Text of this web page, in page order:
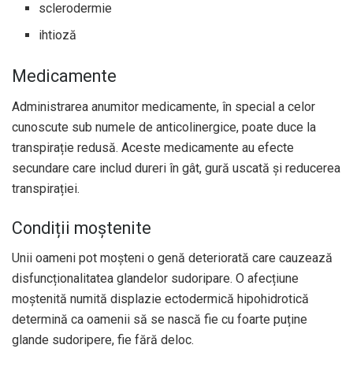
sclerodermie
ihtioză
Medicamente
Administrarea anumitor medicamente, în special a celor
cunoscute sub numele de anticolinergice, poate duce la
transpirație redusă. Aceste medicamente au efecte
secundare care includ dureri în gât, gură uscată și reducerea
transpirației.
Condiții moștenite
Unii oameni pot moșteni o genă deteriorată care cauzează
disfuncționalitatea glandelor sudoripare. O afecțiune
moștenită numită displazie ectodermică hipohidrotică
determină ca oamenii să se nască fie cu foarte puține
glande sudoripere, fie fără deloc.